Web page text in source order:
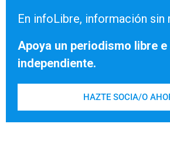
En infoLibre, información sin
Apoya un periodismo libre e
independiente.
HAZTE SOCIA/O